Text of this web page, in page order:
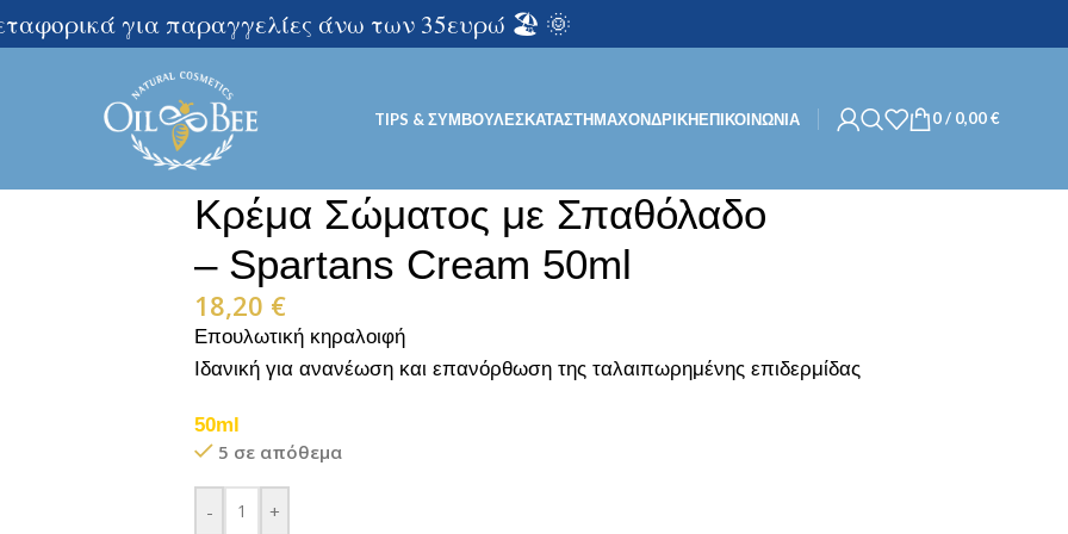
για παραγγελίες άνω των 35ευρώ 🏖️ 🌞
TIPS & ΣΥΜΒΟΥΛΈΣΚΑΤΑΣΤΗΜΑΧΟΝΔΡΙΚΉΕΠΙΚΟΙΝΩΝΙΑ 0/ 0,00€
Κρέμα Σώματος με Σπαθόλαδο
– Spartans Cream 50ml
18,20 €
Επουλωτική κηραλοιφή
Ιδανική για ανανέωση και επανόρθωση της ταλαιπωρημένης επιδερμίδας
50ml
5 σε απόθεμα
- +